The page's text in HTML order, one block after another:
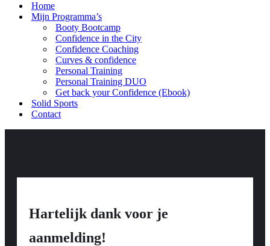
Home
Mijn Programma’s
Booty Bootcamp
Confidence in the City
Confidence Coaching
Curves & confidence
Personal Training
Personal Training DUO
Get back your Confidence (Ebook)
Solid Sports
Contact
Hartelijk dank voor je
aanmelding!